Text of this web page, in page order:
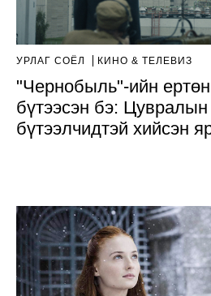
УРЛАГ СОЁЛ КИНО & ТЕЛЕВИЗ
"Чернобыль"-ийн
бүтээсэн бэ: Цувралын
бүтээлчидтэй хийсэн